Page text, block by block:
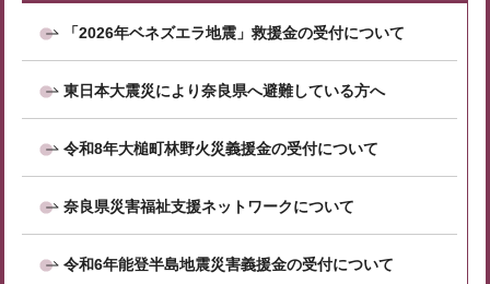
「2026年ベネズエラ地震」救援金の受付について
東日本大震災により奈良県へ避難している方へ
令和8年大槌町林野火災義援金の受付について
奈良県災害福祉支援ネットワークについて
令和6年能登半島地震災害義援金の受付について